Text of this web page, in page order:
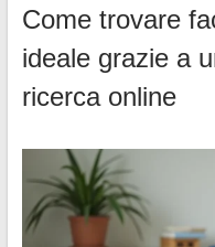
Come trovare
ideale grazie a
ricerca online